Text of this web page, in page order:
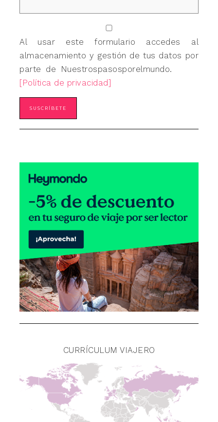
Al usar este formulario accedes al
almacenamiento y gestión de tus datos por
parte de Nuestrospasosporelmundo.
[Política de privacidad]
CURRÍCULUM VIAJERO